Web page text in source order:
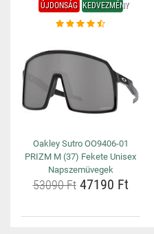
ÚJDONSÁG KEDVEZMÉNY
Oakley Sutro OO9406-01
PRIZM M (37) Fekete Unisex
Napszemüvegek
53090 Ft47190 Ft